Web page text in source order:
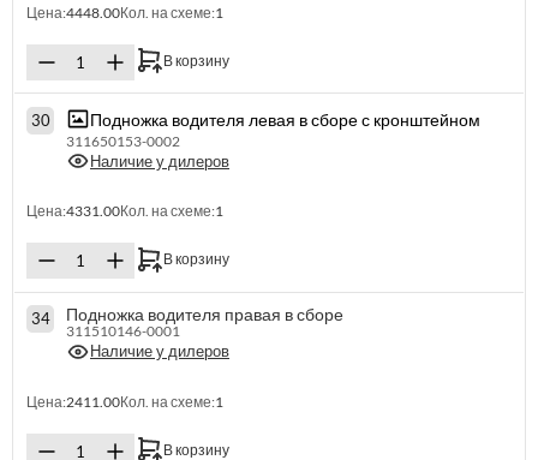
Цена:4448.00Кол. на схеме:1
В корзину
30 Подножка водителя левая в сборе с кронштейном
311650153-0002
Наличие у дилеров
Цена:4331.00Кол. на схеме:1
В корзину
34 Подножка водителя правая в сборе
311510146-0001
Наличие у дилеров
Цена:2411.00Кол. на схеме:1
В корзину